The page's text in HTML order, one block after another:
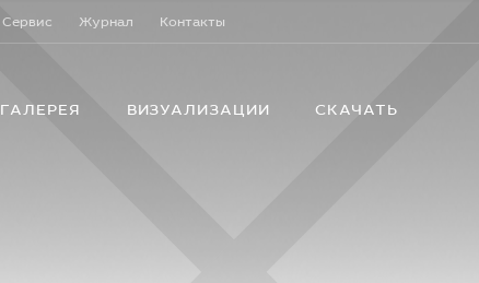
Сервис Журнал Контакты
ГАЛЕРЕЯ ВИЗУАЛИЗАЦИИ СКАЧАТЬ